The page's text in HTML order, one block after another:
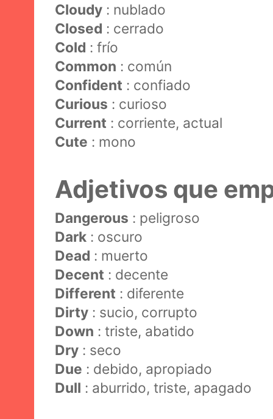
Cloudy : nublado
Closed : cerrado
Cold : frío
Common : común
Confident : confiado
Curious : curioso
Current : corriente, actual
Cute : mono
Adjetivos que
Dangerous : peligroso
Dark : oscuro
Dead : muerto
Decent : decente
Different : diferente
Dirty : sucio, corrupto
Down : triste, abatido
Dry : seco
Due : debido, apropiado
Dull : aburrido, triste, apagado